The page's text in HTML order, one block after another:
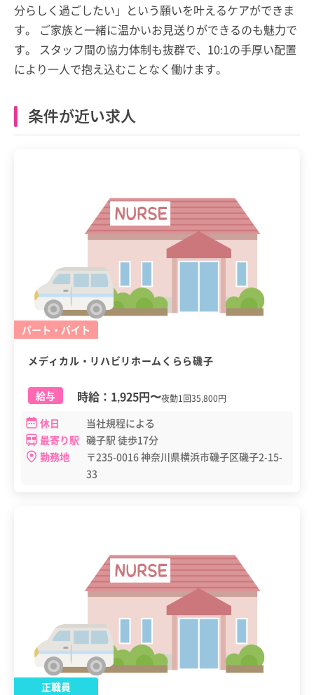
分らしく過ごしたい」という願いを叶えるケアができま
す。 ご家族と一緒に温かいお見送りができるのも魅力で
す。 スタッフ間の協力体制も抜群で、10:1の手厚い配置
により一人で抱え込むことなく働けます。
条件が近い求人
パート・バイト
メディカル・リハビリホームくらら磯子
給与 時給： 1,925円〜夜勤1回35,800円
休日
当社規程による
最寄り駅 磯子駅 徒歩17分
勤務地
〒235-0016 神奈川県横浜市磯子区磯子2-15-
33
正職員